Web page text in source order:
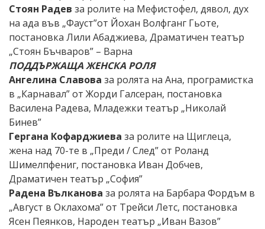
Стоян Радев за ролите на Мефистофел, дявол, дух
на ада във „Фауст”от Йохан Волфганг Гьоте,
постановка Лили Абаджиева, Драматичен театър
„Стоян Бъчваров” – Варна
ПОДДЪРЖАЩА ЖЕНСКА РОЛЯ
Ангелина Славова за ролята на Ана, програмистка
в „Карнавал” от Жорди Галсеран, постановка
Василена Радева, Младежки театър „Николай
Бинев”
Гергана Кофарджиева за ролите на Щиглеца,
жена над 70-те в „Преди / След” от Роланд
Шимелпфениг, постановка Иван Добчев,
Драматичен театър „София”
Радена Вълканова за ролята на Барбара Фордъм в
„Август в Оклахома” от Трейси Летс, постановка
Ясен Пеянков, Народен театър „Иван Вазов”